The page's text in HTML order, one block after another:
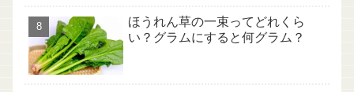
ほうれん草の一束ってどれくら
い？グラムにすると何グラム？